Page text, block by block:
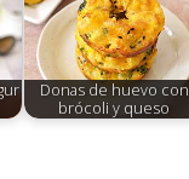
Donas de huevo con
brócoli y queso